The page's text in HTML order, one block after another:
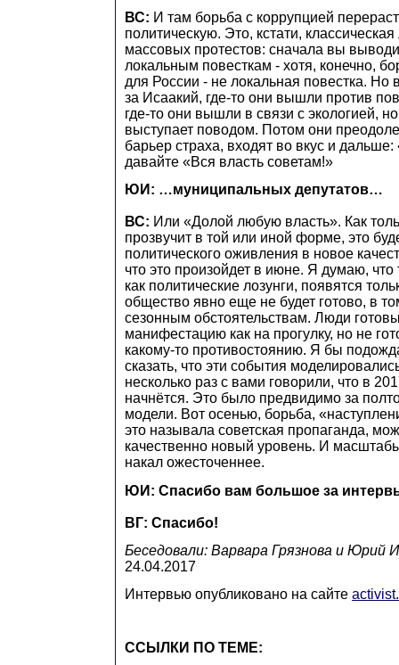
ВС: И там борьба с коррупцией
политическую. Это, кстати, классическая
массовых протестов: сначала вы
локальным повесткам - хотя, конечно,
для России - не локальная повестка. Но
за Исаакий, где-то они вышли против
где-то они вышли в связи с экологией,
выступает поводом. Потом они
барьер страха, входят во вкус и
давайте «Вся власть советам!»
ЮИ: …муниципальных депутатов…
ВС: Или «Долой любую власть». Как
прозвучит в той или иной форме, это
политического оживления в новое
что это произойдет в июне. Я думаю, что
как политические лозунги, появятся
общество явно еще не будет готово, в
сезонным обстоятельствам. Люди
манифестацию как на прогулку, но не
какому-то противостоянию. Я бы
сказать, что эти события
несколько раз с вами говорили, что в
начнётся. Это было предвидимо за
модели. Вот осенью, борьба,
это называла советская пропаганда,
качественно новый уровень. И
накал ожесточеннее.
ЮИ: Спасибо вам большое за
ВГ: Спасибо!
Беседовали: Варвара Грязнова и Юрий
24.04.2017
Интервью опубликовано на сайте
ССЫЛКИ ПО ТЕМЕ: